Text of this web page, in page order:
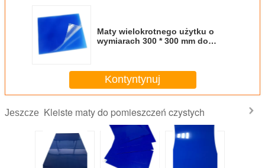
Maty wielokrotnego użytku o
wymiarach 300 * 300 mm do
Kontyntynuj
Jeszcze Kleiste maty do pomieszczeń czystych